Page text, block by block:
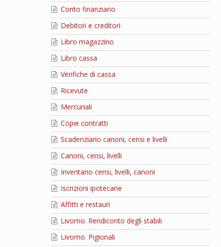
Conto finanziario
Debitori e creditori
Libro magazzino
Libro cassa
Verifiche di cassa
Ricevute
Mercuriali
Copie contratti
Scadenziario canoni, censi e livelli
Canoni, censi, livelli
Inventario censi, livelli, canoni
Iscrizioni ipotecarie
Affitti e restauri
Livorno. Rendiconto degli stabili
Livorno. Pigionali